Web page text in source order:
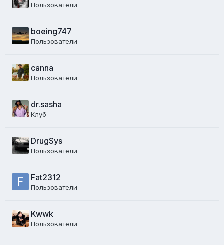
Пользователи
boeing747
Пользователи
canna
Пользователи
dr.sasha
Клуб
DrugSys
Пользователи
Fat2312
Пользователи
Kwwk
Пользователи